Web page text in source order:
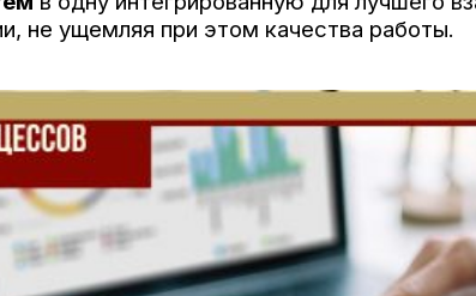
не ущемляя при этом качества работы.